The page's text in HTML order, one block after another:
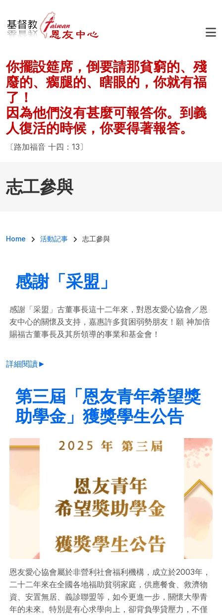
你擺設筵席，倒要請那貧窮的、殘
廢的、瘸腿的、瞎眼的，你就有福
了！
因為他們沒有甚麼可報答你。到義
人復活的時候，你要得著報答。
〔路加福音 十四：13〕
志工參與
導航連結
Home 活動記事 志工參與
感謝「采盟」
感謝「采盟」古董事長這十二年來，對恩友愛心協會／恩
友中心的關懷及支持，嘉惠許多貧困弱勢朋友！願 神加倍
賜福古董事長及其所領導的事業和基金會！
詳細閱讀►
第三屆「恩友青年希望獎
助學金」獲獎學生公告
恩友愛心協會屬於非營利社會福利機構，成立於2003年，
二十二年來在全國各地福助貧弱家庭，供應餐食、救濟物
資、安置無居、義診聯盟等，如今更進一步，關懷大學青
年的未來。特別是有心求學向上，卻背負學貸壓力，不僅